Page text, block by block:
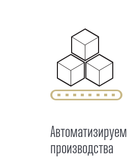
Автоматизируем
производства